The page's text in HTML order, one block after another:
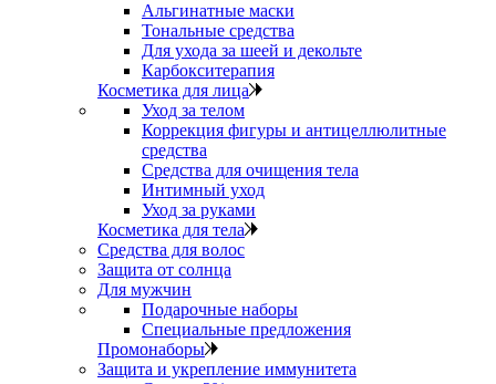
Альгинатные маски
Тональные средства
Для ухода за шеей и декольте
Карбокситерапия
Косметика для лица
Уход за телом
Коррекция фигуры и антицеллюлитные
средства
Средства для очищения тела
Интимный уход
Уход за руками
Косметика для тела
Средства для волос
Защита от солнца
Для мужчин
Подарочные наборы
Специальные предложения
Промонаборы
Защита и укрепление иммунитета